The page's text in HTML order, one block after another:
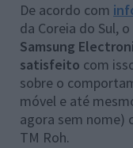
De acordo com
da Coreia do Sul, o
Samsung
satisfeito com
sobre o
móvel e até
agora sem nome)
TM Roh.